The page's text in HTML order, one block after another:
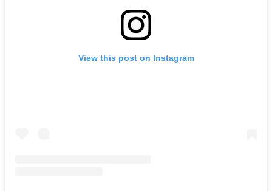
View this post on Instagram